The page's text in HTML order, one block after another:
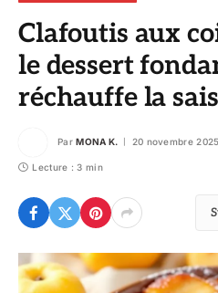
Clafoutis aux
le dessert
réchauffe la
Par MONA K. 20 novembre 2025
Lecture : 3 min